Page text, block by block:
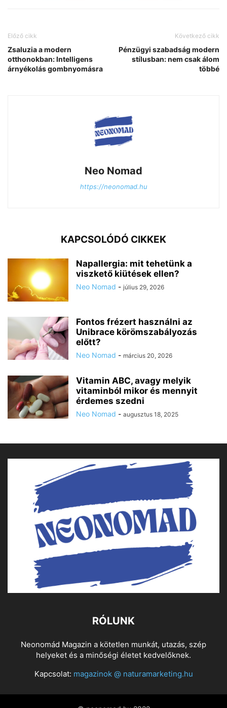
Előző cikk
Zsaluzia a modern
otthonokban: Intelligens
árnyékolás gombnyomásra
Következő cikk
Pénzügyi szabadság modern
stílusban: nem csak álom
többé
Neo Nomad
https://neonomad.hu
KAPCSOLÓDÓ CIKKEK
Napallergia: mit tehetünk a
viszkető kiütések ellen?
Neo Nomad - július 29, 2026
Fontos frézert használni az
Unibrace körömszabályozás
előtt?
Neo Nomad - március 20, 2026
Vitamin ABC, avagy melyik
vitaminból mikor és mennyit
érdemes szedni
Neo Nomad - augusztus 18, 2025
RÓLUNK
Neonomád Magazin a kötetlen munkát, utazás, szép
helyeket és a minőségi életet kedvelőknek.
Kapcsolat: magazinok @ naturamarketing.hu